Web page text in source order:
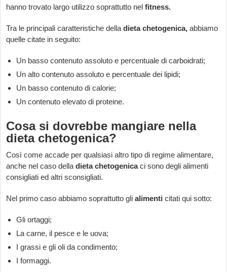
hanno trovato largo utilizzo soprattutto nelfitness.
Tra le principali caratteristiche delladieta chetogenica, abbiamo
quelle citate in seguito:
Un basso contenuto assoluto e percentuale di carboidrati;
Un alto contenuto assoluto e percentuale dei lipidi;
Un basso contenuto di calorie;
Un contenuto elevato di proteine.
Cosa si dovrebbe mangiare nella
dieta chetogenica?
Così come accade per qualsiasi altro tipo di regime alimentare,
anche nel caso delladieta chetogenicaci sono degli alimenti
consigliati ed altri sconsigliati.
Nel primo caso abbiamo soprattutto glialimenti citati qui sotto:
Gli ortaggi;
La carne, il pesce e le uova;
I grassi e gli oli da condimento;
I formaggi.